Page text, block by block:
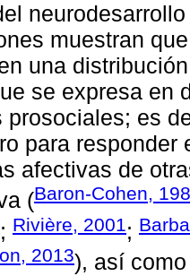
neurodesarrollo
muestran
una
se expresa en
prosociales; es
para responder
afectivas de
(Baron-Cohen,
; Rivière, 2001;
2013), así